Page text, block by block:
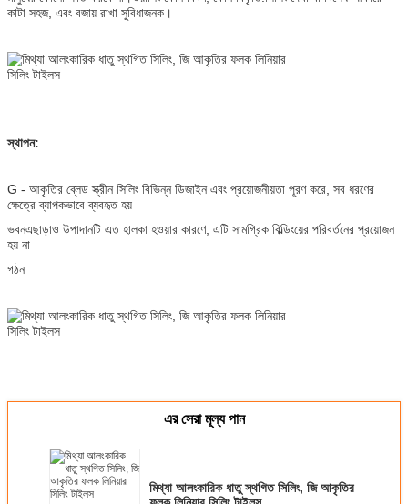
কাটা সহজ, এবং বজায় রাখা সুবিধাজনক।
স্থাপন:
G - আকৃতির ব্লেড স্ক্রীন সিলিং বিভিন্ন ডিজাইন এবং প্রয়োজনীয়তা পূরণ করে, সব ধরণের
ক্ষেত্রে ব্যাপকভাবে ব্যবহৃত হয়
ভবনএছাড়াও উপাদানটি এত হালকা হওয়ার কারণে, এটি সামগ্রিক বিল্ডিংয়ের পরিবর্তনের প্রয়োজন
হয় না
গঠন
এর সেরা মূল্য পান
মিথ্যা আলংকারিক ধাতু স্থগিত সিলিং, জি আকৃতির